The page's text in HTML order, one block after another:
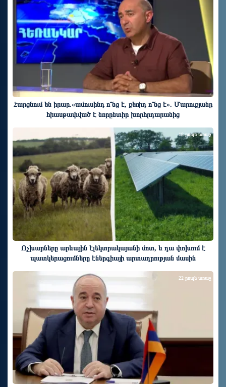
Հարցնում են իրար.«ամուսինդ ո՞նց է, քեռիդ ո՞նց է». Մարուքյանը
հիասթափված է նորընտիր խորհրդարանից
Ոչխարները արևային էլեկտրակայանի մոտ, և դա փոխում է
պատկերացումները էներգիայի արտադրության մասին
18 րոպե առաջ
22 րոպե առաջ